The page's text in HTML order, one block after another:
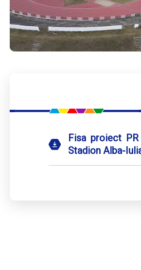
Fisa proiect
Stadion Alba-